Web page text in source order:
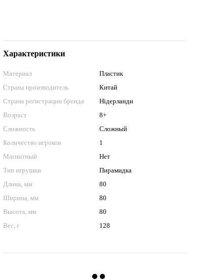
Характеристики
Материал
Пластик
Страна производитель
Китай
Страна регистрации бренда
Нідерланди
Возраст
8+
Сложность
Сложный
Количество игроков
1
Магнитный
Нет
Тип игрушки
Пирамидка
Длина, мм
80
Ширина, мм
80
Высота, мм
80
Вес, г
128